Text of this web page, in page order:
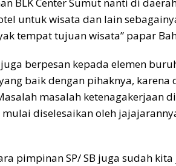
BLK Center Sumut nanti di
untuk wisata dan lain
tempat tujuan wisata” papar
berpesan kepada elemen
baik dengan pihaknya,
masalah ketenagakerjaan
mulai diselesaikan oleh
pimpinan SP/ SB juga sudah